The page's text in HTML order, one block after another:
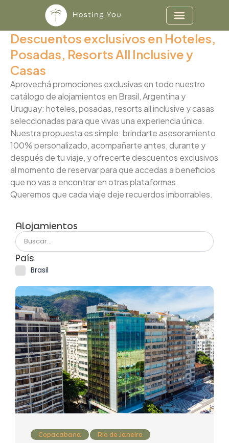
Descuentos exclusivos en Hoteles,
Posadas, Resorts All Inclusive y
Casas
Aprovechá promociones exclusivas en todo nuestro
catálogo de alojamientos en Brasil, Argentina y
Uruguay: hoteles, posadas, resorts all inclusive y casas
seleccionadas para que vivas una experiencia única.
Nuestra propuesta es simple: brindarte asesoramiento
100% personalizado, acompañarte antes, durante y
después de tu viaje, y ofrecerte descuentos exclusivos
al momento de reservar para que accedas a beneficios
que no vas a encontrar en otras plataformas.
Queremos que cada viaje deje recuerdos imborrables.
Alojamientos
País
Brasil
Copacabana Rio de Janeiro